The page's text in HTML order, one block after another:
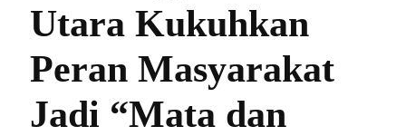
Utara Kukuhkan
Peran Masyarakat
Jadi “Mata dan